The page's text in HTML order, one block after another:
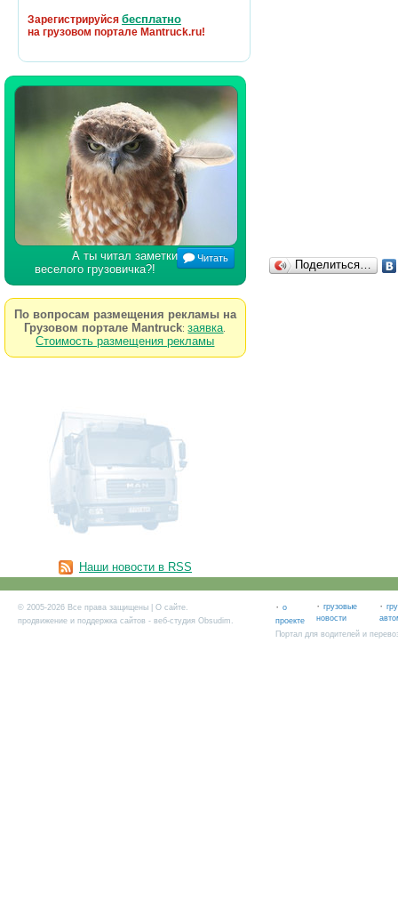
Зарегистрируйся бесплатно
на грузовом портале Mantruck.ru!
А ты читал заметки
веселого грузовичка?!
Читать
По вопросам размещения рекламы на
Грузовом портале Mantruck:заявка
Стоимость размещения рекламы
Наши новости в RSS
Поделиться…
© 2005-2026 Все права защищены | О сайте.
продвижение и поддержка сайтов - веб-студия Obsudim.
· о
проекте
· грузовые
новости
·
Портал для водителей и